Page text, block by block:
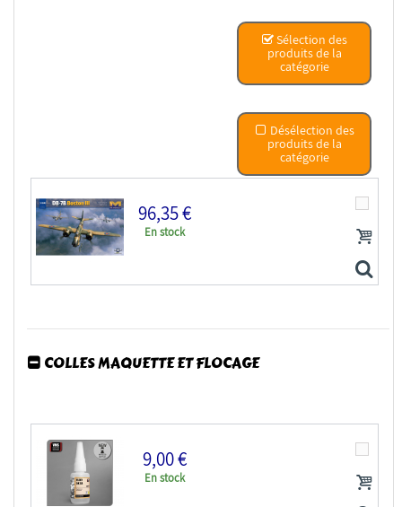
Sélection des
produits de la
catégorie
Désélection des
produits de la
catégorie
96,35 €
En stock
COLLES MAQUETTE ET FLOCAGE
9,00 €
En stock